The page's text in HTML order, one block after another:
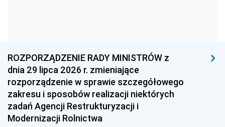
1945 1944
1938 1937 1936
1935 1934
1932 1931
ROZPORZĄDZENIE RADY MINISTRÓW z
dnia 29 lipca 2026 r. zmieniające
rozporządzenie w sprawie szczegółowego
zakresu i sposobów realizacji niektórych
zadań Agencji Restrukturyzacji i
Modernizacji Rolnictwa